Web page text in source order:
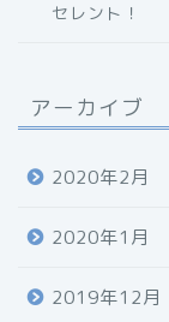
セレント！
アーカイブ
2020年2月
2020年1月
2019年12月